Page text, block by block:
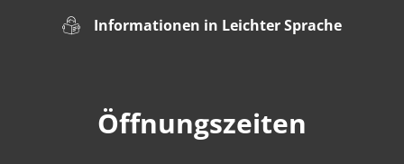
Informationen in Leichter Sprache
Öffnungszeiten